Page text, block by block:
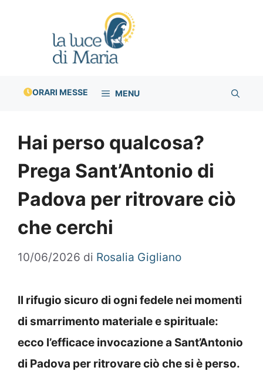
ORARI MESSE MENU
Hai perso qualcosa?
Prega Sant’Antonio di
Padova per ritrovare ciò
che cerchi
10/06/2026 di Rosalia Gigliano
Il rifugio sicuro di ogni fedele nei momenti
di smarrimento materiale e spirituale:
ecco l’efficace invocazione a Sant’Antonio
di Padova per ritrovare ciò che si è perso.